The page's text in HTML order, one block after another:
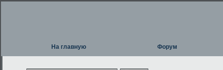
На главную Форум